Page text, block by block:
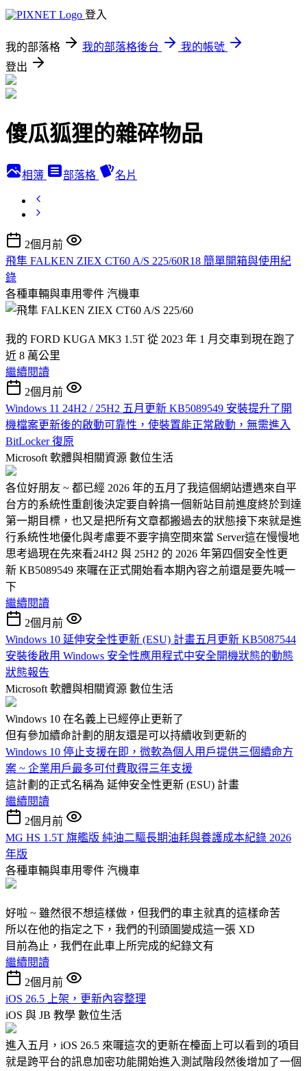
登入
我的部落格 我的部落格後台
我的帳號
登出
傻瓜狐狸的雜碎物品
相簿 部落格 名片
2個月前
飛隼 FALKEN ZIEX CT60 A/S 225/60R18 簡單開箱與使用紀
錄
各種車輛與車用零件 汽機車
我的 FORD KUGA MK3 1.5T 從 2023 年 1 月交車到現在跑了
近 8 萬公里
繼續閱讀
2個月前
Windows 11 24H2 / 25H2 五月更新 KB5089549 安裝提升了開
機檔案更新後的啟動可靠性，使裝置能正常啟動，無需進入
BitLocker 復原
Microsoft 軟體與相關資源 數位生活
各位好朋友 ~ 都已經 2026 年的五月了我這個網站遭遇來自平
台方的系統性重創後決定要自幹搞一個新站目前進度終於到達
第一期目標，也又是把所有文章都搬過去的狀態接下來就是進
行系統性地優化與考慮要不要字搞空間來當 Server這在慢慢地
思考過現在先來看24H2 與 25H2 的 2026 年第四個安全性更
新 KB5089549 來囉在正式開始看本期內容之前還是要先喊一
下
繼續閱讀
2個月前
Windows 10 延伸安全性更新 (ESU) 計畫五月更新 KB5087544
安裝後啟用 Windows 安全性應用程式中安全開機狀態的動態
狀態報告
Microsoft 軟體與相關資源 數位生活
Windows 10 在名義上已經停止更新了
但有參加續命計劃的朋友還是可以持續收到更新的
Windows 10 停止支援在即，微軟為個人用戶提供三個續命方
案 ~ 企業用戶最多可付費取得三年支援
這計劃的正式名稱為 延伸安全性更新 (ESU) 計畫
繼續閱讀
2個月前
MG HS 1.5T 旗艦版 純油二驅長期油耗與養護成本紀錄 2026
年版
各種車輛與車用零件 汽機車
好啦 ~ 雖然很不想這樣做，但我們的車主就真的這樣命苦
所以在他的指定之下，我們的刊頭圖變成這一張 XD
目前為止，我們在此車上所完成的紀錄文有
繼續閱讀
2個月前
iOS 26.5 上架，更新內容整理
iOS 與 JB 教學 數位生活
進入五月，iOS 26.5 來囉這次的更新在檯面上可以看到的項目
就是跨平台的訊息加密功能開始進入測試階段然後增加了一個